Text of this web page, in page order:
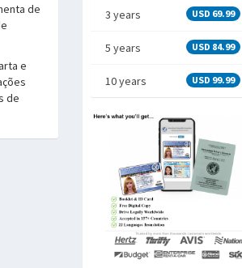
de
e
de
3 years USD 69.99
5 years USD 84.99
10 years USD 99.99